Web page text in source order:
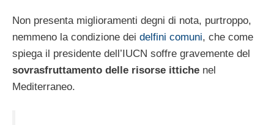
Non presenta miglioramenti degni di nota, purtroppo,
nemmeno la condizione dei delfini comuni, che come
spiega il presidente dell’IUCN soffre gravemente del
sovrasfruttamento delle risorse ittiche nel
Mediterraneo.